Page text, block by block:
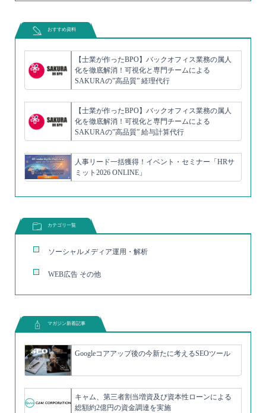
おすすめ資料
【士業が作ったBPO】バックオフィス業務の属人
化を徹底解消！可視化と専門チームによる
SAKURAの”高品質” 経理代行
【士業が作ったBPO】バックオフィス業務の属人
化を徹底解消！可視化と専門チームによる
SAKURAの”高品質” 給与計算代行
人事リード一括獲得！イベント・セミナー「HRサ
ミット2026 ONLINE」
カテゴリ一覧
ソーシャルメディア運用・解析
WEB広告 その他
マガジン新着記事
Googleコアアップ後の今新たに考えるSEOツール
キャム、第三者割当増資及び資本性ローンによる
総額約2億円の資金調達を実施